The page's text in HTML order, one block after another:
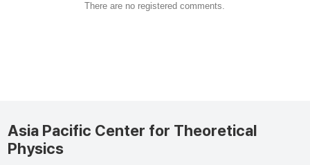
There are no registered comments.
Asia Pacific Center for Theoretical
Physics